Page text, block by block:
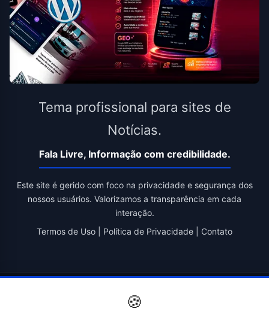
Tema profissional para sites de
Notícias.
Fala Livre, Informação com credibilidade.
Este site é gerido com foco na privacidade e segurança dos
nossos usuários. Valorizamos a transparência em cada
interação.
Termos de Uso
Política de Privacidade Contato
Novatopnet
🍪